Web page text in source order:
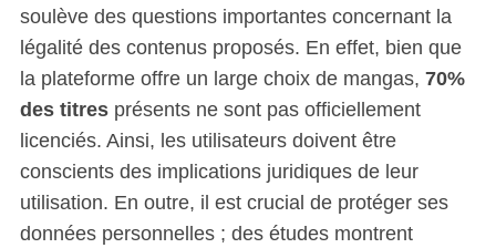
soulève des questions importantes concernant la
légalité des contenus proposés. En effet, bien que
la plateforme offre un large choix de mangas, 70%
des titresprésents ne sont pas officiellement
licenciés. Ainsi, les utilisateurs doivent être
conscients des implications juridiques de leur
utilisation. En outre, il est crucial de protéger ses
données personnelles ; des études montrent